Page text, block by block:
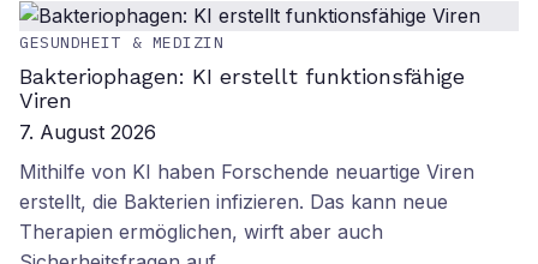
GESUNDHEIT & MEDIZIN
Bakteriophagen: KI erstellt funktionsfähige
Viren
7. August 2026
Mithilfe von KI haben Forschende neuartige Viren
erstellt, die Bakterien infizieren. Das kann neue
Therapien ermöglichen, wirft aber auch